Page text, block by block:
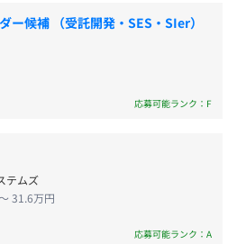
、オブジェクト指向、ウォーター
クラム
偶者 20,000円、子供 15,000
料で好きな時間に
講可能です。
ることができます。
情報系SaaS部門ベストサー
年度には、新
ナビ」「D-Analyzer」をリリ
ービスの企画・開発を行っ
リューション事業で展開して
など、積極的なチャレンジ
は、従業員が充実したワー
に制度の見直しや改善を図
して人材教育にも力をいれて
候補 （受託開発・SES・SIer）
応募可能ランク：F
テムズ
31.6万円
応募可能ランク：A